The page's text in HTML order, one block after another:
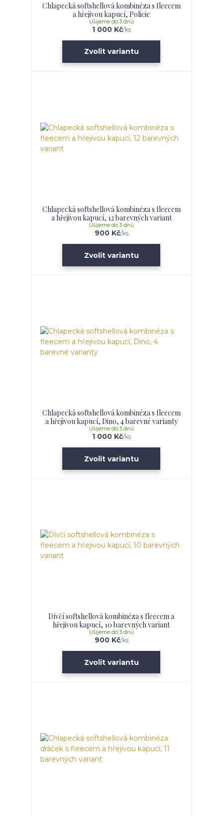
Chlapecká softshellová kombinéza s fleecem
a hřejivou kapucí, Policie
1 000 Kč/ks
Ušijeme do 3 dnů
Zvolit variantu
Chlapecká softshellová kombinéza s fleecem
a hřejivou kapucí, 12 barevných variant
900 Kč/ks
Ušijeme do 3 dnů
Zvolit variantu
Chlapecká softshellová kombinéza s fleecem
a hřejivou kapucí, Dino, 4 barevné varianty
1 000 Kč/ks
Ušijeme do 3 dnů
Zvolit variantu
Dívčí softshellová kombinéza s fleecem a
hřejivou kapucí, 10 barevných variant
900 Kč/ks
Ušijeme do 3 dnů
Zvolit variantu